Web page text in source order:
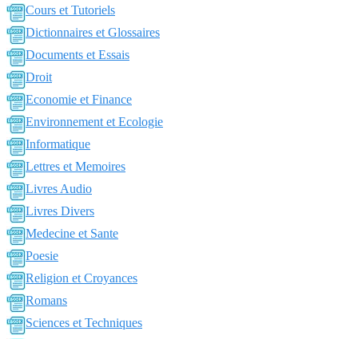
Cours et Tutoriels
Dictionnaires et Glossaires
Documents et Essais
Droit
Economie et Finance
Environnement et Ecologie
Informatique
Lettres et Memoires
Livres Audio
Livres Divers
Medecine et Sante
Poesie
Religion et Croyances
Romans
Sciences et Techniques